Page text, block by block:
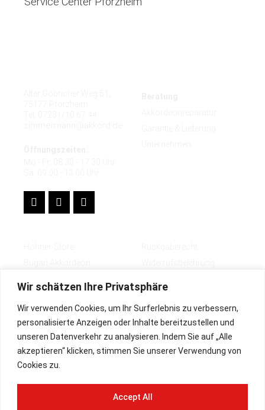
Wir schätzen Ihre Privatsphäre
Wir verwenden Cookies, um Ihr Surferlebnis zu verbessern,
personalisierte Anzeigen oder Inhalte bereitzustellen und
unseren Datenverkehr zu analysieren. Indem Sie auf „Alle
akzeptieren“ klicken, stimmen Sie unserer Verwendung von
Cookies zu.
Accept All
English
AGB
Lieferbedingungen
Datenschutz
Zahlungsarten
Paypal Plus
Vorkasse